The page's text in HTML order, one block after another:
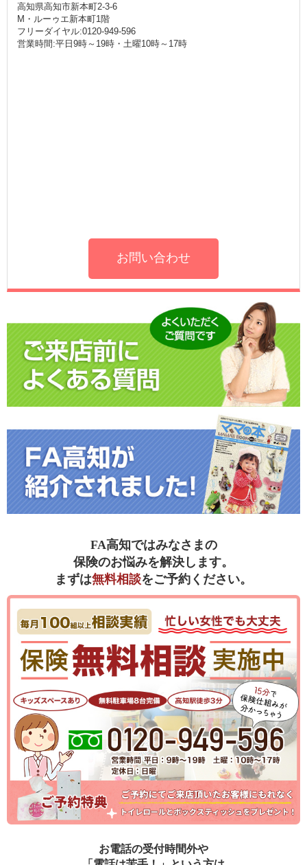
高知県高知市新本町2-3-6
M・ルーゥエ新本町1階
フリーダイヤル:0120-949-596
営業時間:平日9時～19時・土曜10時～17時
お問い合わせ
FA高知ではみなさまの
保険のお悩みを解決します。
まずは無料相談をご予約ください。
お電話の受付時間外や